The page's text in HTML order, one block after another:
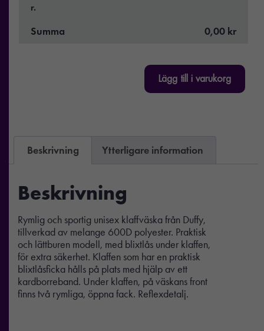
r.
Summa 0,00 kr
Lägg till i varukorg
Beskrivning Ytterligare information
Beskrivning
Rymlig och sportig unisex klaffväska från Duffy,
tillverkad av melange 600D polyester. Praktisk
och lättburen modell, med blixtlås under klaffen,
för extra säkerhet. Klaffen som har en praktisk
blixtlåsficka hålls på plats med hjälp av ett
kardborreband. Under klaffen, på väskans front
finns två rymliga, öppna fack. Reflexdetalj.